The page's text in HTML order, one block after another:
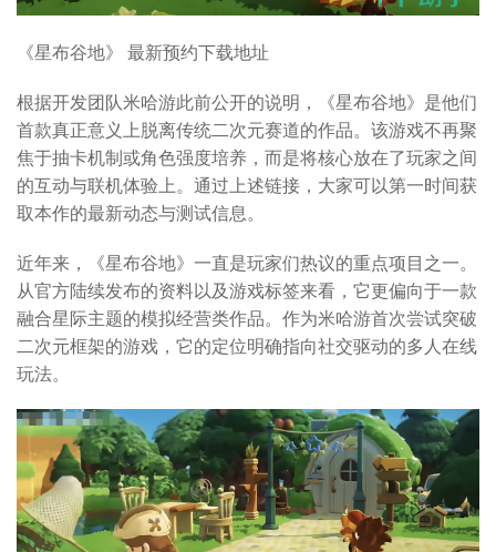
《星布谷地》 最新预约下载地址
根据开发团队米哈游此前公开的说明，《星布谷地》是他们
首款真正意义上脱离传统二次元赛道的作品。该游戏不再聚
焦于抽卡机制或角色强度培养，而是将核心放在了玩家之间
的互动与联机体验上。通过上述链接，大家可以第一时间获
取本作的最新动态与测试信息。
近年来，《星布谷地》一直是玩家们热议的重点项目之一。
从官方陆续发布的资料以及游戏标签来看，它更偏向于一款
融合星际主题的模拟经营类作品。作为米哈游首次尝试突破
二次元框架的游戏，它的定位明确指向社交驱动的多人在线
玩法。